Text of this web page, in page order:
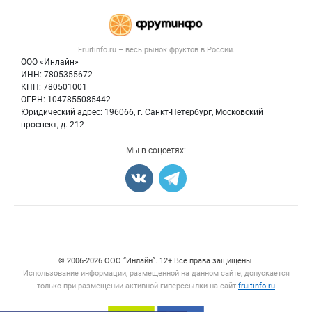
Fruitinfo.ru – весь рынок фруктовв России.
ООО «Инлайн»
ИНН: 7805355672
КПП: 780501001
ОГРН: 1047855085442
Юридический адрес: 196066, г. Санкт-Петербург, Московский
проспект, д. 212
Публичная оферта
Контактная информация
Политика обработки персональных данных
Новости рынка
Готовая продукция
Овощи
Фрукты
Мы в соцсетях:
© 2006‑2026 ООО “Инлайн”. 12+ Все права защищены.
Использование информации, размещенной на данном сайте, допускается
только при размещении активной гиперссылки на сайт fruitinfo.ru